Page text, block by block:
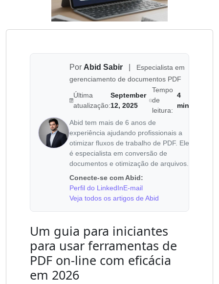
Por Abid Sabir
Especialista em
gerenciamento de documentos PDF
Última
atualização:
September
12, 2025
Tempo
de
leitura:
4
min
Abid tem mais de 6 anos de
experiência ajudando profissionais a
otimizar fluxos de trabalho de PDF. Ele
é especialista em conversão de
documentos e otimização de arquivos.
Conecte-se com Abid:
Perfil do LinkedInE-mail
Veja todos os artigos de Abid
Um guia para iniciantes
para usar ferramentas de
PDF on-line com eficácia
em 2026